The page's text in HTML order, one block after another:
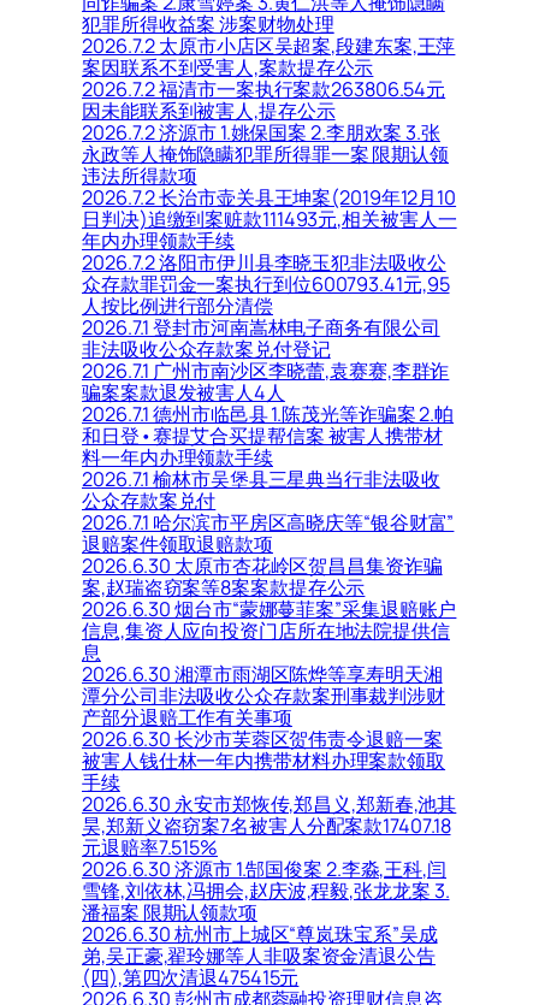
犯罪所得收益案 涉案财物处理
2026.7.2 太原市小店区吴超案,段建东案,王萍
案因联系不到受害人,案款提存公示
2026.7.2 福清市一案执行案款263806.54元
因未能联系到被害人,提存公示
2026.7.2 济源市 1.姚保国案 2.李朋欢案 3.张
永政等人掩饰隐瞒犯罪所得罪一案 限期认领
违法所得款项
2026.7.2 长治市壶关县王坤案(2019年12月10
日判决)追缴到案赃款111493元,相关被害人一
年内办理领款手续
2026.7.2 洛阳市伊川县李晓玉犯非法吸收公
众存款罪罚金一案执行到位600793.41元,95
人按比例进行部分清偿
2026.7.1 登封市河南嵩林电子商务有限公司
非法吸收公众存款案兑付登记
2026.7.1 广州市南沙区李晓蕾,袁赛赛,李群诈
骗案案款退发被害人4人
2026.7.1 德州市临邑县 1.陈茂光等诈骗案 2.帕
和日登•赛提艾合买提帮信案 被害人携带材
料一年内办理领款手续
2026.7.1 榆林市吴堡县三星典当行非法吸收
公众存款案兑付
2026.7.1 哈尔滨市平房区高晓庆等“银谷财富”
退赔案件领取退赔款项
2026.6.30 太原市杏花岭区贺昌昌集资诈骗
案,赵瑞盗窃案等8案案款提存公示
2026.6.30 烟台市“蒙娜蔓菲案”采集退赔账户
信息,集资人应向投资门店所在地法院提供信
息
2026.6.30 湘潭市雨湖区陈烨等享寿明天湘
潭分公司非法吸收公众存款案刑事裁判涉财
产部分退赔工作有关事项
2026.6.30 长沙市芙蓉区贺伟责令退赔一案
被害人钱仕林一年内携带材料办理案款领取
手续
2026.6.30 永安市郑恢传,郑昌义,郑新春,池其
昊,郑新义盗窃案7名被害人分配案款17407.18
元退赔率7.515%
2026.6.30 济源市 1.郜国俊案 2.李淼,王科,闫
雪锋,刘依林,冯拥会,赵庆波,程毅,张龙龙案 3.
潘福案 限期认领款项
2026.6.30 杭州市上城区“尊岚珠宝系”吴成
弟,吴正豪,翟玲娜等人非吸案资金清退公告
(四),第四次清退475415元
2026.6.30 彭州市成都蓉融投资理财信息咨